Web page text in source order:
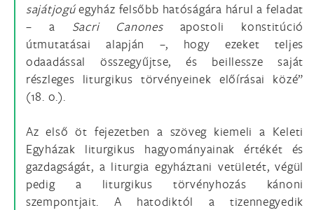
sajátjogúegyház felsőbb hatóságára hárul a feladat
– a Sacri Canonesapostoli konstitúció
útmutatásai alapján –, hogy ezeket teljes
odaadással összegyűjtse, és beillessze saját
részleges liturgikus törvényeinek előírásai közé”
(18. o.).
Az első öt fejezetben a szöveg kiemeli a Keleti
Egyházak liturgikus hagyományainak értékét és
gazdagságát, a liturgia egyháztani vetületét, végül
pedig a liturgikus törvényhozás kánoni
szempontjait. A hatodiktól a tizennegyedik